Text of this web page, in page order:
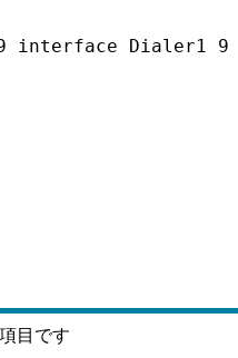
interface Dialer1 9
目です